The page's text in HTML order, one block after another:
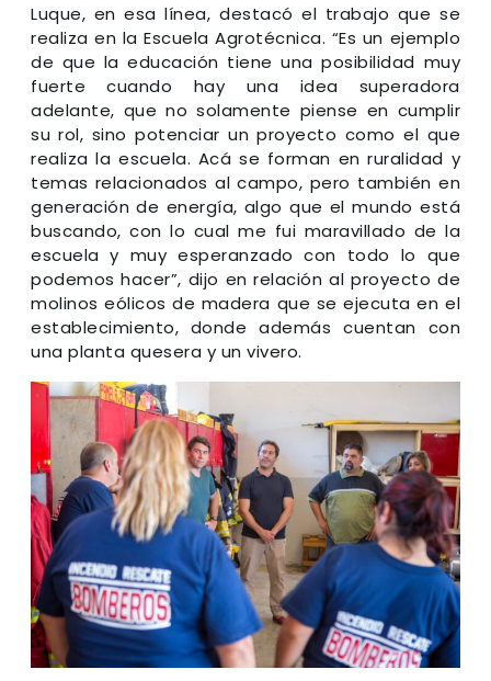
Luque, en esa línea, destacó el trabajo que se
realiza en la Escuela Agrotécnica. “Es un ejemplo
de que la educación tiene una posibilidad muy
fuerte cuando hay una idea superadora
adelante, que no solamente piense en cumplir
su rol, sino potenciar un proyecto como el que
realiza la escuela. Acá se forman en ruralidad y
temas relacionados al campo, pero también en
generación de energía, algo que el mundo está
buscando, con lo cual me fui maravillado de la
escuela y muy esperanzado con todo lo que
podemos hacer”, dijo en relación al proyecto de
molinos eólicos de madera que se ejecuta en el
establecimiento, donde además cuentan con
una planta quesera y un vivero.